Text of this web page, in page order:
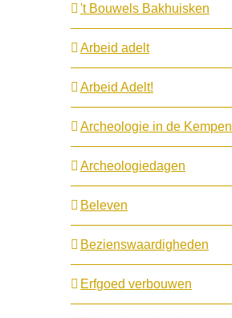
't Bouwels Bakhuisken
Arbeid adelt
Arbeid Adelt!
Archeologie in de Kempen
Archeologiedagen
Beleven
Bezienswaardigheden
Erfgoed verbouwen